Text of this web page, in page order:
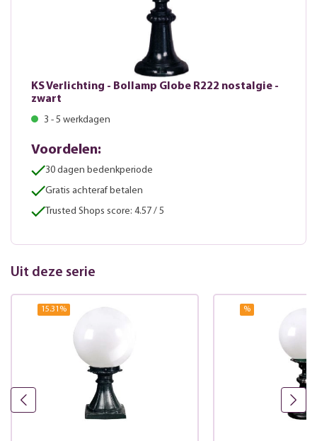
KS Verlichting - Bollamp Globe R222 nostalgie -
zwart
3 - 5 werkdagen
Voordelen:
30 dagen bedenkperiode
Gratis achteraf betalen
Trusted Shops score: 4.57 / 5
Uit deze serie
15.31 % %